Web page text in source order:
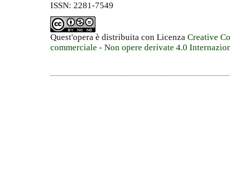
ISSN: 2281-7549
Quest'opera è distribuita con Licenza Creative
commerciale - Non opere derivate 4.0